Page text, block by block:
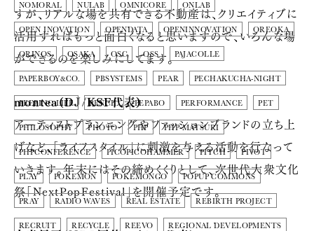
NOMORAL NULAB OMNICORE ONLAB
OPEN INOVATION OPENDATA OPENINNOVATION OREOKA
ORINOS OSAKA OSC OSS PAJACOLLE
PAPERBOY&CO. PBSYSTEMS PEAR PECHAKUCHA-NIGHT
PEEPING LIFE PENCIL PEPABO PERFORMANCE PET
PHILOSOPHY PHOTO PHP PHP-MATSURI
PHPCONFERENCE PICOPICOHAMMER PITCH PIVOT
PLAY POKEMON POKEMONGO POPUP COMMONS
PRAY RADIO WAVES REAL ESTATE REBIRTH PROJECT
RECRUIT RECYCLE REEVO REGIONAL DEVELOPMENTS
すが、リアルな場を共有できる不動産は、クリエイティブに
活用すればもっと面白くなると思いますので、いろんな場
ができるのを楽しみにしてます。
montea(DJ/KSF代表)
アーティストプランニングやファッションブランドの立ち上
げなど、「ライフスタイル」に刺激を与える活動を行なって
いきます。年末にはその締めくくりとして、次世代大衆文化
祭「NextPopFestival」を開催予定です。